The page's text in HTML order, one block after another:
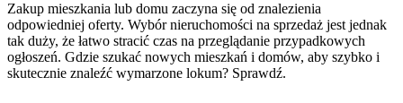
Zakup mieszkania lub domu zaczyna się od znalezienia
odpowiedniej oferty. Wybór nieruchomości na sprzedaż jest jednak
tak duży, że łatwo stracić czas na przeglądanie przypadkowych
ogłoszeń. Gdzie szukać nowych mieszkań i domów, aby szybko i
skutecznie znaleźć wymarzone lokum? Sprawdź.